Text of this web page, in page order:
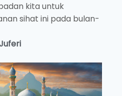
kita untuk
sihat ini pada bulan-